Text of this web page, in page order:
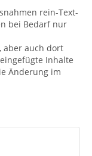
rein-Text-
bei Bedarf nur
aber auch dort
Inhalte
Änderung im